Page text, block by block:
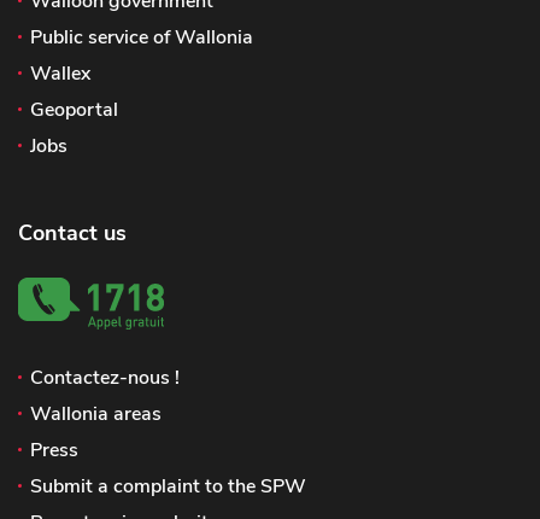
Public service of Wallonia
Wallex
Geoportal
Jobs
Contact us
Contactez-nous !
Wallonia areas
Press
Submit a complaint to the SPW